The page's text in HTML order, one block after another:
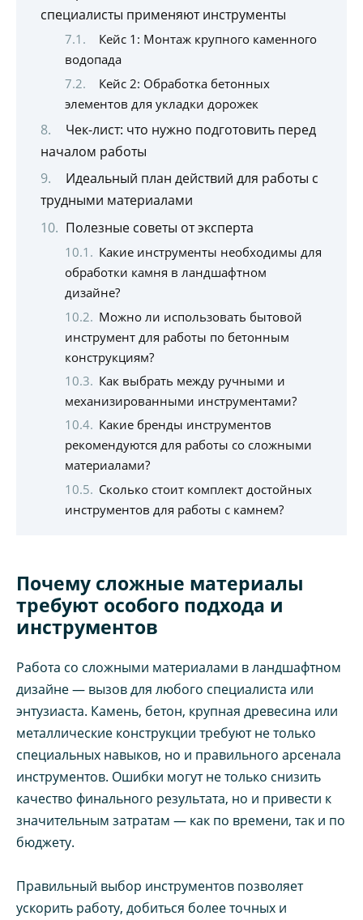
специалисты применяют инструменты
Кейс 1: Монтаж крупного каменного
водопада
Кейс 2: Обработка бетонных
элементов для укладки дорожек
Чек-лист: что нужно подготовить перед
началом работы
Идеальный план действий для работы с
трудными материалами
Полезные советы от эксперта
Какие инструменты необходимы для
обработки камня в ландшафтном
дизайне?
Можно ли использовать бытовой
инструмент для работы по бетонным
конструкциям?
Как выбрать между ручными и
механизированными инструментами?
Какие бренды инструментов
рекомендуются для работы со сложными
материалами?
Сколько стоит комплект достойных
инструментов для работы с камнем?
Почему сложные материалы
требуют особого подхода и
инструментов
Работа со сложными материалами в ландшафтном
дизайне — вызов для любого специалиста или
энтузиаста. Камень, бетон, крупная древесина или
металлические конструкции требуют не только
специальных навыков, но и правильного арсенала
инструментов. Ошибки могут не только снизить
качество финального результата, но и привести к
значительным затратам — как по времени, так и по
бюджету.
Правильный выбор инструментов позволяет
ускорить работу, добиться более точных и